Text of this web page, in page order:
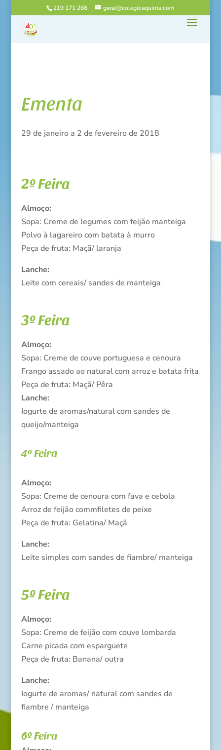
219 171 266 geral@colegioaquinta.com
Ementa
29 de janeiro a 2 de fevereiro de 2018
2º Feira
Almoço:
Sopa: Creme de legumes com feijão manteiga
Polvo à lagareiro com batata à murro
Peça de fruta: Maçã/ laranja
Lanche:
Leite com cereais/ sandes de manteiga
3º Feira
Almoço:
Sopa: Creme de couve portuguesa e cenoura
Frango assado ao natural com arroz e batata frita
Peça de fruta: Maçã/ Pêra
Lanche:
Iogurte de aromas/natural com sandes de
queijo/manteiga
4º Feira
Almoço:
Sopa: Creme de cenoura com fava e cebola
Arroz de feijão commfiletes de peixe
Peça de fruta: Gelatina/ Maçã
Lanche:
Leite simples com sandes de fiambre/ manteiga
5º Feira
Almoço:
Sopa: Creme de feijão com couve lombarda
Carne picada com esparguete
Peça de fruta: Banana/ outra
Lanche:
Iogurte de aromas/ natural com sandes de
fiambre / manteiga
6º Feira